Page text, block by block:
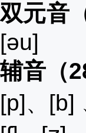
双元音
[əu]
辅音（
[p]、[b]